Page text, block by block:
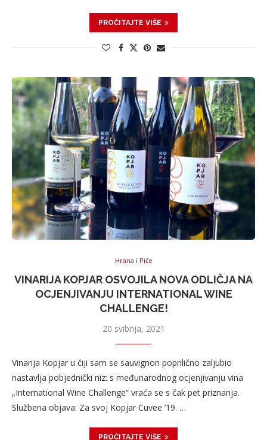
PROČITAJTE VIŠE
Hrana i Piće
VINARIJA KOPJAR OSVOJILA NOVA ODLIČJA NA
OCJENJIVANJU INTERNATIONAL WINE
CHALLENGE!
20 svibnja, 2021
Vinarija Kopjar u čiji sam se sauvignon poprilično zaljubio
nastavlja pobjednički niz: s međunarodnog ocjenjivanju vina
„International Wine Challenge“ vraća se s čak pet priznanja.
Službena objava: Za svoj Kopjar Cuvee ’19. …
PROČITAJTE VIŠE